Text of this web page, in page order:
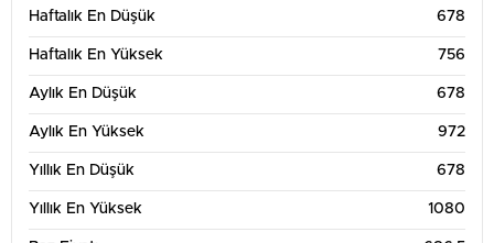
Haftalık En Düşük 678
Haftalık En Yüksek 756
Aylık En Düşük 678
Aylık En Yüksek 972
Yıllık En Düşük 678
Yıllık En Yüksek 1080